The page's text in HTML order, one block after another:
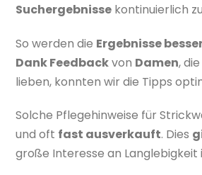
Suchergebnisse kontinuierlich
So werden die Ergebnisse
Dank Feedbackvon Damen,
lieben, konnten wir die Tipps
Solche Pflegehinweise für
und oft fast ausverkauft. Dies
große Interesse an Langlebigkeit